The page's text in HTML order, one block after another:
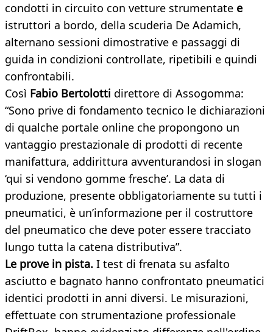
condotti in circuito con vetture strumentate e
istruttori a bordo, della scuderia De Adamich,
alternano sessioni dimostrative e passaggi di
guida in condizioni controllate, ripetibili e quindi
confrontabili.
Così Fabio Bertolotti direttore di Assogomma:
“Sono prive di fondamento tecnico le dichiarazioni
di qualche portale online che propongono un
vantaggio prestazionale di prodotti di recente
manifattura, addirittura avventurandosi in slogan
‘qui si vendono gomme fresche’. La data di
produzione, presente obbligatoriamente su tutti i
pneumatici, è un’informazione per il costruttore
del pneumatico che deve poter essere tracciato
lungo tutta la catena distributiva”.
Le prove in pista. I test di frenata su asfalto
asciutto e bagnato hanno confrontato pneumatici
identici prodotti in anni diversi. Le misurazioni,
effettuate con strumentazione professionale